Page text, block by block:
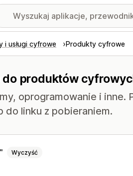
i usługi cyfrowe Produkty cyfrowe
produktów
oprogramowanie i inne.
do linku z pobieraniem.
Wyczyść